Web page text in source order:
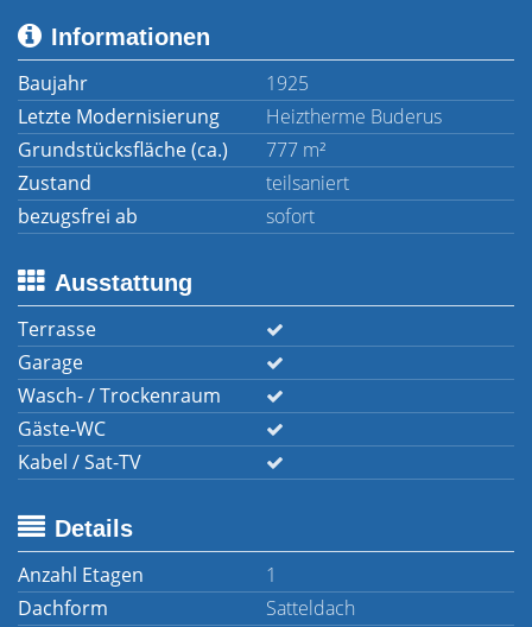
Informationen
Baujahr
1925
Letzte Modernisierung
Heiztherme Buderus
Grundstücksfläche (ca.)
777 m²
Zustand
teilsaniert
bezugsfrei ab
sofort
Ausstattung
Terrasse
Garage
Wasch- / Trockenraum
Gäste-WC
Kabel / Sat-TV
Details
Anzahl Etagen
1
Dachform
Satteldach